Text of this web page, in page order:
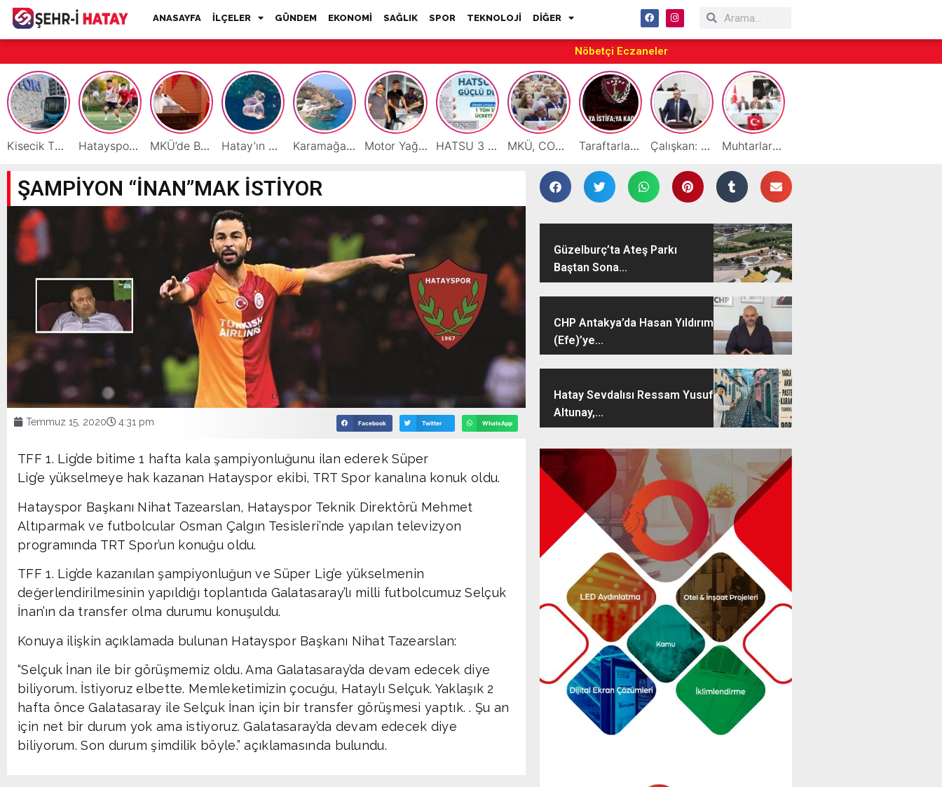
ANASAYFA İLÇELER GÜNDEM EKONOMİ SAĞLIK SPOR TEKNOLOJİ DİĞER
Nöbetçi Eczaneler
Kisecik TOKİ’lere Toplu Ulaşım Hizmeti Başladı Hatayspor’daki büyük kriz gençler için büyük bir fırsat MKÜ’de BAP ve TÜBİTAK 1001 Projeleri Masaya Yatırıldı Hatay’ın Deniz ve Sahillerini Kirleten Tesislere Ceza Yağdı! Karamağara Koyu Doğu Akdeniz’in Turizm Yıldızı Oluyor Motor Yağı ve Aküde Güvenilir Hizmet Antakya’da Başladı HATSU 3 İlçede Ağustos Ayı Faturalarında Bir Ton Suyu Ücretsiz Tanımladı MKÜ, COP31 Hazırlık Sürecinde Bilim Diplomasisine Katkı Sunacak Taraftarlar Sessizlik değil ÇÖZÜM istiyor Çalışkan: “Gazze Elden Gidiyor, Garantörler Daha Ne Bekliyor?” Muhtarlardan HATSO’ya Ziyaret
ŞAMPİYON “İNAN”MAK İSTİYOR
Temmuz 15, 2020 4:31 pm Facebook Twitter WhatsApp
TFF 1. Lig’de bitime 1 hafta kala şampiyonluğunu ilan ederek Süper
Lig’e yükselmeye hak kazanan Hatayspor ekibi, TRT Spor kanalına konuk oldu.
Hatayspor Başkanı Nihat Tazearslan, Hatayspor Teknik Direktörü Mehmet
Altıparmak ve futbolcular Osman Çalgın Tesisleri’nde yapılan televizyon
programında TRT Spor’un konuğu oldu.
TFF 1. Lig’de kazanılan şampiyonluğun ve Süper Lig’e yükselmenin
değerlendirilmesinin yapıldığı toplantıda Galatasaray’lı milli futbolcumuz Selçuk
İnan’ın da transfer olma durumu konuşuldu.
Konuya ilişkin açıklamada bulunan Hatayspor Başkanı Nihat Tazearslan:
“Selçuk İnan ile bir görüşmemiz oldu. Ama Galatasaray’da devam edecek diye
biliyorum. İstiyoruz elbette. Memleketimizin çocuğu, Hataylı Selçuk. Yaklaşık 2
hafta önce Galatasaray ile Selçuk İnan için bir transfer görüşmesi yaptık. . Şu an
için net bir durum yok ama istiyoruz. Galatasaray’da devam edecek diye
biliyorum. Son durum şimdilik böyle.” açıklamasında bulundu.
Güzelburç’ta Ateş Parkı
Baştan Sona...
CHP Antakya’da Hasan Yıldırım
(Efe)’ye...
Hatay Sevdalısı Ressam Yusuf
Altunay,...